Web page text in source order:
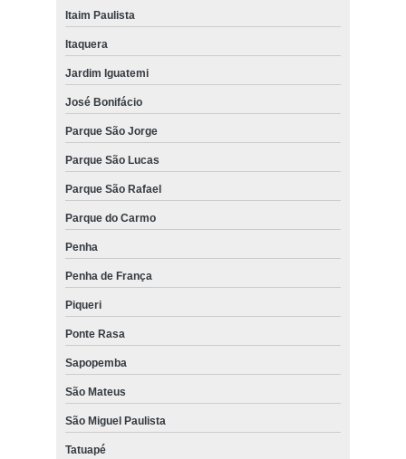
Itaim Paulista
Itaquera
Jardim Iguatemi
José Bonifácio
Parque São Jorge
Parque São Lucas
Parque São Rafael
Parque do Carmo
Penha
Penha de França
Piqueri
Ponte Rasa
Sapopemba
São Mateus
São Miguel Paulista
Tatuapé